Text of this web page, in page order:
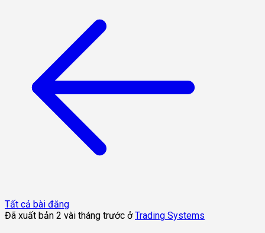
Tất cả bài đăng
Đã xuất bản 2 vài tháng trước ở Trading Systems